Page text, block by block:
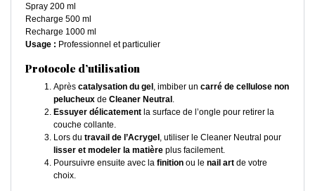
Spray 200 ml
Recharge 500 ml
Recharge 1000 ml
Usage : Professionnel et particulier
Protocole d’utilisation
Après catalysation du gel, imbiber un carré de cellulose non
pelucheux de Cleaner Neutral.
Essuyer délicatement la surface de l’ongle pour retirer la
couche collante.
Lors du travail de l’Acrygel, utiliser le Cleaner Neutral pour
lisser et modeler la matière plus facilement.
Poursuivre ensuite avec la finition ou le nail art de votre
choix.